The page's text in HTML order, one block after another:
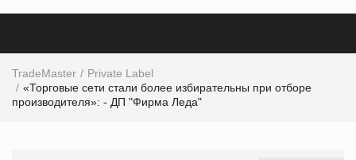
TradeMaster
Private Label
«Торговые сети стали более избирательны при отборе
производителя»: - ДП "Фирма Леда"